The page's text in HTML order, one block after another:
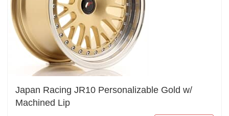
Japan Racing JR10 Personalizable Gold w/
Machined Lip